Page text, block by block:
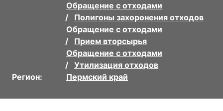
Обращение с отходами
Полигоны захоронения отходов
Обращение с отходами
Прием вторсырья
Обращение с отходами
Утилизация отходов
Регион:
Пермский край